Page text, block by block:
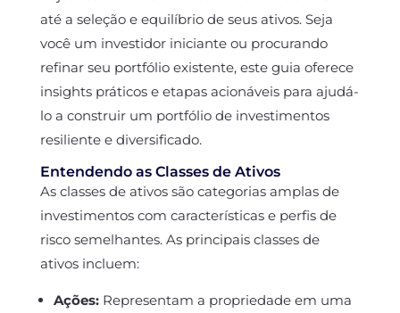
até a seleção e equilíbrio de seus ativos. Seja
você um investidor iniciante ou procurando
refinar seu portfólio existente, este guia oferece
insights práticos e etapas acionáveis para ajudá-
lo a construir um portfólio de investimentos
resiliente e diversificado.
Entendendo as Classes de Ativos
As classes de ativos são categorias amplas de
investimentos com características e perfis de
risco semelhantes. As principais classes de
ativos incluem:
Ações:Representam a propriedade em uma